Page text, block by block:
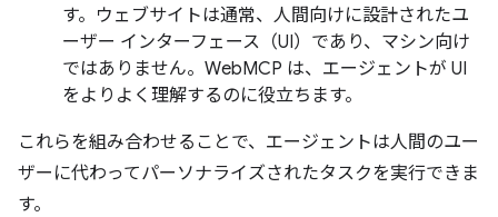
す。ウェブサイトは通常、人間向けに設計されたユ
ーザー インターフェース（UI）であり、マシン向け
ではありません。WebMCP は、エージェントが UI
をよりよく理解するのに役立ちます。
これらを組み合わせることで、エージェントは人間のユー
ザーに代わってパーソナライズされたタスクを実行できま
す。